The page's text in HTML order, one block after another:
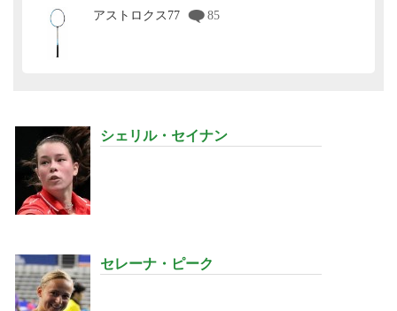
アストロクス77 85
シェリル・セイナン
セレーナ・ピーク